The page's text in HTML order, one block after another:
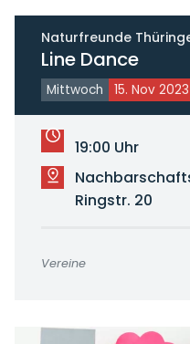
Naturfreunde
Line Dance
Mittwoch 15. Nov 2023
19:00 Uhr
Ringstr. 20
Vereine